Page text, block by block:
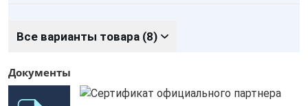
Все варианты товара (8)
Документы